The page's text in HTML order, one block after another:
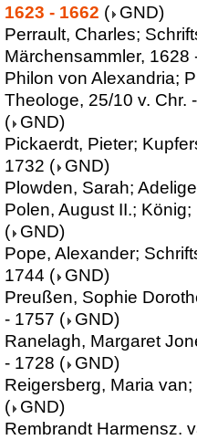
1623 - 1662 ( GND)
Perrault, Charles;
Märchensammler, 1628
Philon von Alexandria;
Theologe, 25/10 v. Chr.
( GND)
Pickaerdt, Pieter;
1732 ( GND)
Plowden, Sarah;
Polen, August II.;
( GND)
Pope, Alexander;
1744 ( GND)
Preußen, Sophie
- 1757 ( GND)
Ranelagh, Margaret
- 1728 ( GND)
Reigersberg, Maria
( GND)
Rembrandt Harmensz.